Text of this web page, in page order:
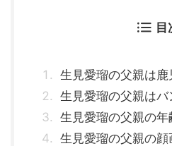
目
生見愛瑠の父親は鹿
生見愛瑠の父親はバ
生見愛瑠の父親の年
生見愛瑠の父親の顔